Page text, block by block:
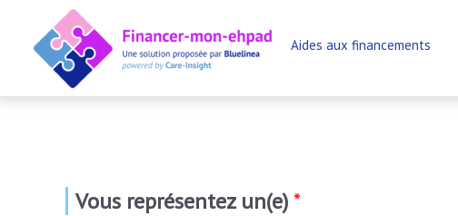
contenu
Aides aux financements
Vous représentez un(e) *